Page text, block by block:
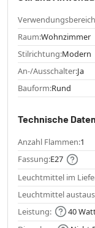
Raum:Wohnzimmer
Stilrichtung:Modern
An-/Ausschalter:Ja
Bauform:Rund
Technische
Anzahl Flammen:1
Fassung:E27
Leuchtmittel im
Leuchtmittel
Leistung:
40